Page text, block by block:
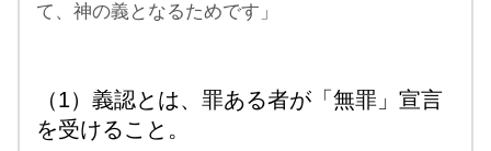
て、神の義となるためです」
（1）義認とは、罪ある者が「無罪」宣言
を受けること。